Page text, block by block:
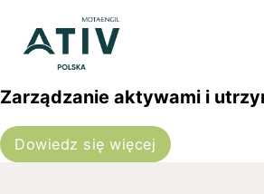
Zarządzanie aktywami i
Dowiedz się więcej